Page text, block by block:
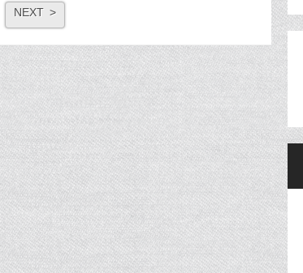
NEXT >